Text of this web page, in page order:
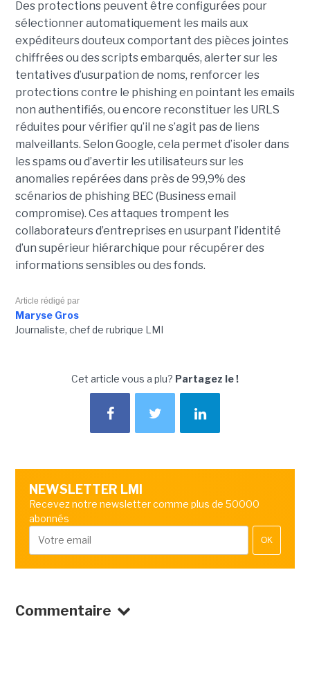
Des protections peuvent être configurées pour
sélectionner automatiquement les mails aux
expéditeurs douteux comportant des pièces jointes
chiffrées ou des scripts embarqués, alerter sur les
tentatives d’usurpation de noms, renforcer les
protections contre le phishing en pointant les emails
non authentifiés, ou encore reconstituer les URLS
réduites pour vérifier qu’il ne s’agit pas de liens
malveillants. Selon Google, cela permet d’isoler dans
les spams ou d’avertir les utilisateurs sur les
anomalies repérées dans près de 99,9% des
scénarios de phishing BEC (Business email
compromise). Ces attaques trompent les
collaborateurs d’entreprises en usurpant l’identité
d’un supérieur hiérarchique pour récupérer des
informations sensibles ou des fonds.
Article rédigé par
Maryse Gros
Journaliste, chef de rubrique LMI
Cet article vous a plu? Partagez le !
NEWSLETTER LMI
Recevez notre newsletter comme plus de 50000
abonnés
OK
Commentaire